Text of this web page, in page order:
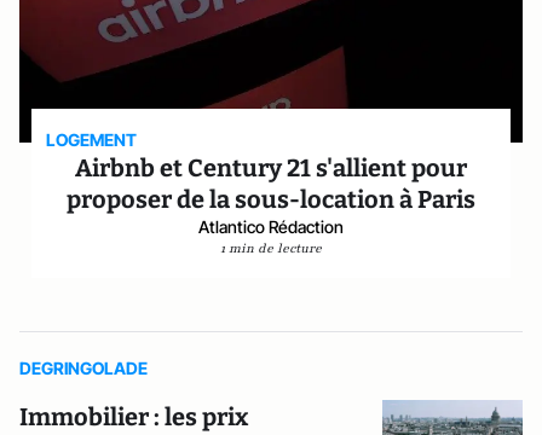
LOGEMENT
Airbnb et Century 21 s'allient pour
proposer de la sous-location à Paris
Atlantico Rédaction
1 min de lecture
DEGRINGOLADE
Immobilier : les prix